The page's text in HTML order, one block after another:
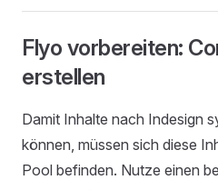
Flyo vorbereiten:
erstellen
Damit Inhalte nach Indesign
können, müssen sich diese
Pool befinden. Nutze einen